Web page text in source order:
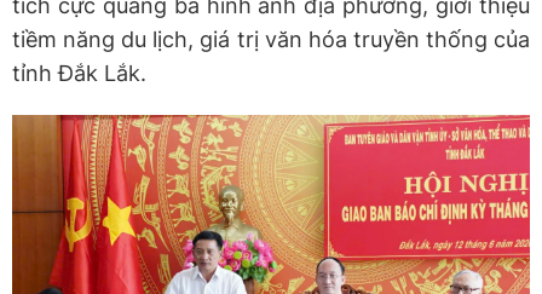
tích cực quảng bá hình ảnh địa phương, giới thiệu
tiềm năng du lịch, giá trị văn hóa truyền thống của
tỉnh Đắk Lắk.